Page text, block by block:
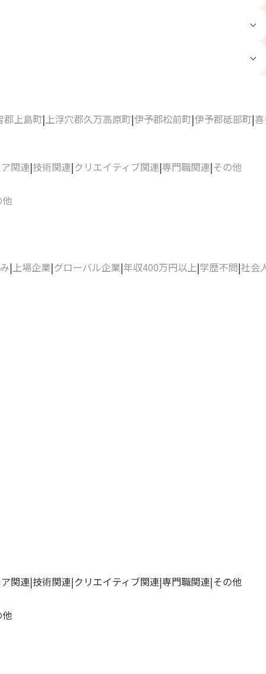
郡上島町 上浮穴郡久万高原町 伊予郡松前町 伊予郡砥部町
関連 技術関連 クリエイティブ関連 専門職関連 その他
他
上場企業 グローバル企業 年収400万円以上 学歴不問 社会
関連 技術関連 クリエイティブ関連 専門職関連 その他
他